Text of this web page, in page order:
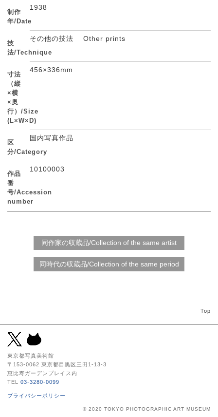
制作
年/Date
1938
技
法/Technique
その他の技法 Other prints
寸法
（縦
×横
×奥
行）/Size
(L×W×D)
456×336mm
区
分/Category
国内写真作品
作品
番
号/Accession
number
10100003
Top
東京都写真美術館
〒153-0062 東京都目黒区三田1-13-3
恵比寿ガーデンプレイス内
TEL 03-3280-0099
プライバシーポリシー
© 2020 TOKYO PHOTOGRAPHIC ART MUSEUM